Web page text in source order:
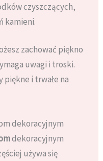
czyszczących,
kamieni.
zachować piękno
uwagi i troski.
piękne i trwałe na
dekoracyjnym
dekoracyjnym
używa się